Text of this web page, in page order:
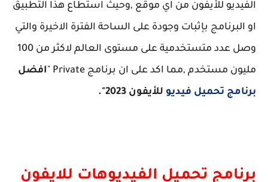
الفيديو للأيفون من اي موقع ,وحيث استطاع هذا التطبيق
او البرنامج بإثبات وجودة على الساحة الفترة الاخيرة والتي
وصل عدد متستخدمية على مستوى العالم لاكثر من 100
مليون مستخدم ,مما اكد على ان برنامج Private "
افضل
برنامج تحميل فيديو للأيفون 2023".
برنامج تحميل الفيديوهات للايفون